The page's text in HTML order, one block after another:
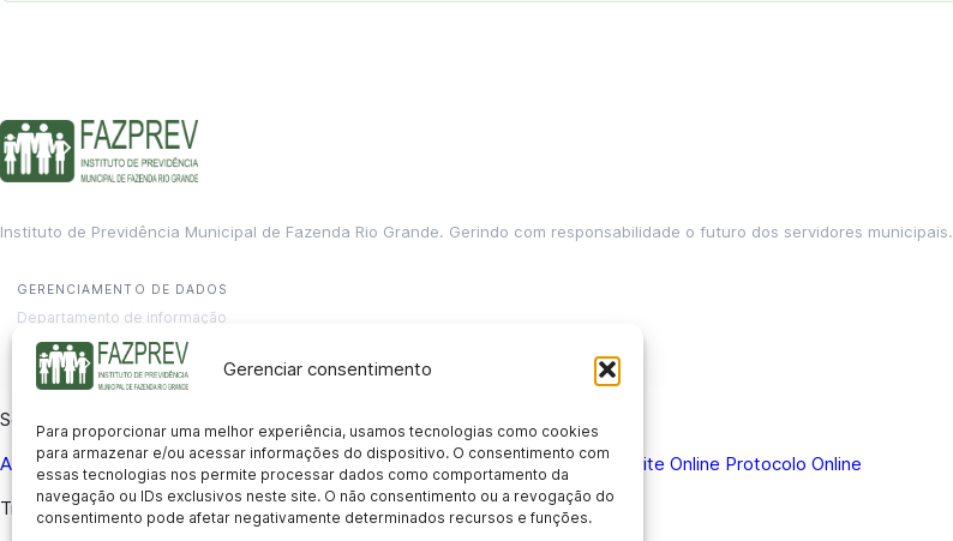
Gerenciar consentimento
Para proporcionar uma melhor experiência, usamos tecnologias como cookies
para armazenar e/ou acessar informações do dispositivo. O consentimento com
essas tecnologias nos permite processar dados como comportamento da
navegação ou IDs exclusivos neste site. O não consentimento ou a revogação do
consentimento pode afetar negativamente determinados recursos e funções.
Instituto de Previdência Municipal de Fazenda Rio Grande. Gerindo com responsabilidade o futuro dos servidores municipais.
GERENCIAMENTO DE DADOS
Departamento de informação
contato@fazprev.pr.gov.br
(41) 3995-2146
Serviços
Aposentadoria Pensão por Morte Benefício por Invalidez Auxílio Doença Holerite Online Protocolo Online
Transparência